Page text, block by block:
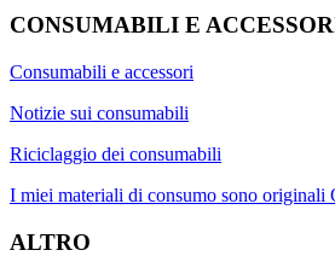
CONSUMABILI E
Consumabili e accessori
Notizie sui consumabili
Riciclaggio dei consumabili
I miei materiali di consumo sono originali
ALTRO